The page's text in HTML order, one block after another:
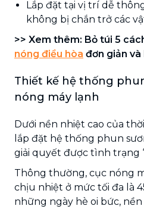
Lắp đặt tại vị trí dễ
không bị chắn trở các
>> Xem thêm: Bỏ túi 5
nóng điều hòa đơn giản và
Thiết kế hệ thống
nóng máy lạnh
Dưới nền nhiệt cao của
lắp đặt hệ thống phun
giải quyết được tình trạng
Thông thường, cục nóng
chịu nhiệt ở mức tối đa là
những ngày hè oi bức,